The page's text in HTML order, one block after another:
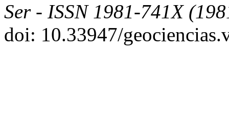
Ser - ISSN 1981-741X
doi: 10.33947/